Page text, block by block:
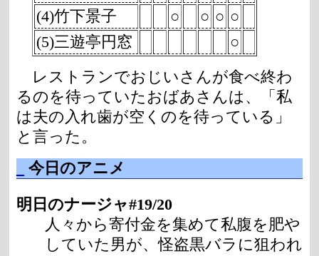
(4)竹下景子
○ ○ ○ ○
(5)三遊亭円窓
○
レストランでおじいさんが食べ終わ
るのを待っていたおばあさんは、「私
は夫の入れ歯が空くのを待っている」
と言った。
今日のアニメ
明日のナージャ#19/20
人々から寄付金を集めて私腹を肥や
していた男が、怪盗黒バラに狙われ